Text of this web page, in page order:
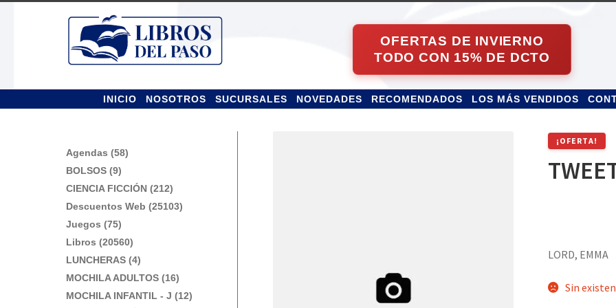
Ir
la
navegación
Ir
contenido
INICIO NOSOTROS SUCURSALES NOVEDADES RECOMENDADOS LOS MÁS VENDIDOS
¡OFERTA!
LORD, EMMA
Sin
Agendas (58)
BOLSOS (9)
CIENCIA FICCIÓN (212)
Descuentos Web (25103)
Juegos (75)
Libros (20560)
LUNCHERAS (4)
MOCHILA ADULTOS (16)
MOCHILA INFANTIL - J (12)